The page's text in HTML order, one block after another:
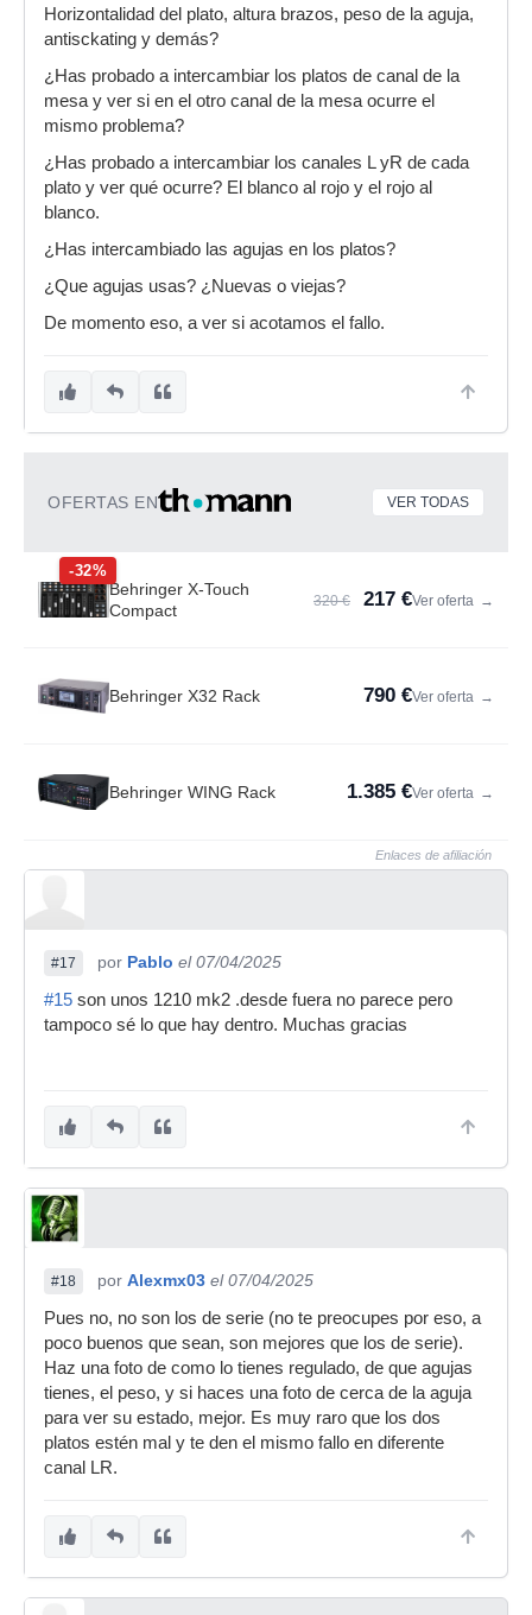
Horizontalidad del plato, altura brazos, peso de la aguja,
antisckating y demás?
¿Has probado a intercambiar los platos de canal de la
mesa y ver si en el otro canal de la mesa ocurre el
mismo problema?
¿Has probado a intercambiar los canales L yR de cada
plato y ver qué ocurre? El blanco al rojo y el rojo al
blanco.
¿Has intercambiado las agujas en los platos?
¿Que agujas usas? ¿Nuevas o viejas?
De momento eso, a ver si acotamos el fallo.
OFERTAS EN VER TODAS
-32%
Behringer X-Touch
Compact
320 € 217 €Ver oferta →
Behringer X32 Rack 790 €Ver oferta →
Behringer WING Rack 1.385 €Ver oferta →
Enlaces de afiliación
#17 por Pablo el 07/04/2025
#15 son unos 1210 mk2 .desde fuera no parece pero
tampoco sé lo que hay dentro. Muchas gracias
#18 por Alexmx03 el 07/04/2025
Pues no, no son los de serie (no te preocupes por eso, a
poco buenos que sean, son mejores que los de serie).
Haz una foto de como lo tienes regulado, de que agujas
tienes, el peso, y si haces una foto de cerca de la aguja
para ver su estado, mejor. Es muy raro que los dos
platos estén mal y te den el mismo fallo en diferente
canal LR.